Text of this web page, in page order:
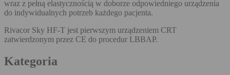
wraz z pełną elastycznością w doborze odpowiedniego urządzenia
do indywidualnych potrzeb każdego pacjenta.
Rivacor Sky HF-T jest pierwszym urządzeniem CRT
zatwierdzonym przez CE do procedur LBBAP.
Kategoria